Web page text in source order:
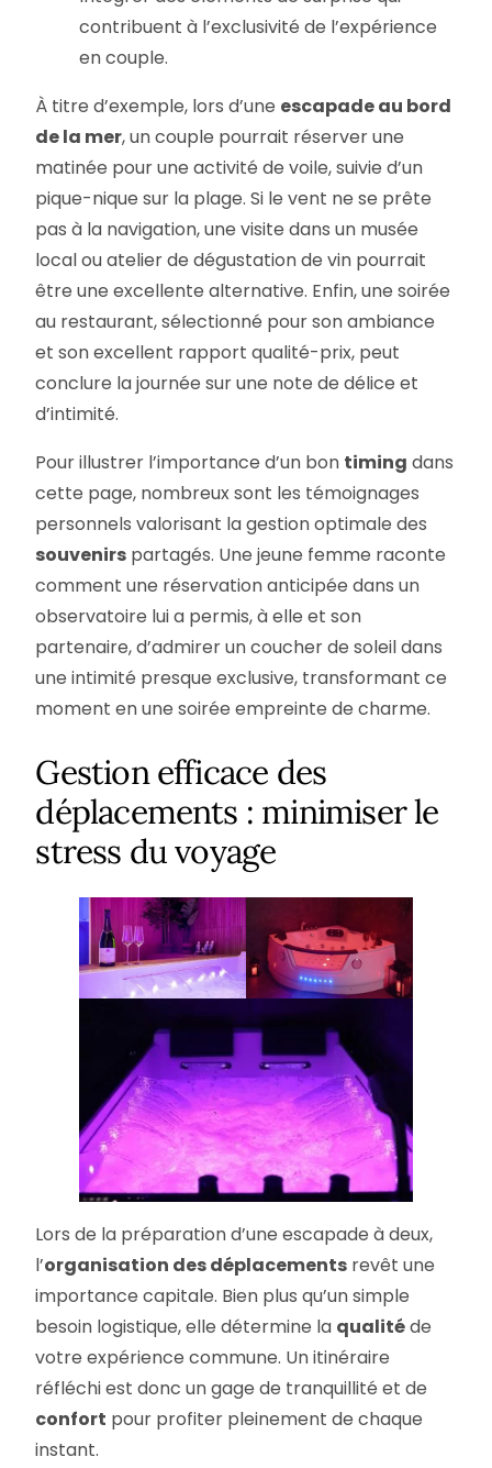
contribuent à l’exclusivité de l’expérience
en couple.
À titre d’exemple, lors d’une escapade au bord
de la mer, un couple pourrait réserver une
matinée pour une activité de voile, suivie d’un
pique-nique sur la plage. Si le vent ne se prête
pas à la navigation, une visite dans un musée
local ou atelier de dégustation de vin pourrait
être une excellente alternative. Enfin, une soirée
au restaurant, sélectionné pour son ambiance
et son excellent rapport qualité-prix, peut
conclure la journée sur une note de délice et
d’intimité.
Pour illustrer l’importance d’un bon timing dans
cette page, nombreux sont les témoignages
personnels valorisant la gestion optimale des
souvenirs partagés. Une jeune femme raconte
comment une réservation anticipée dans un
observatoire lui a permis, à elle et son
partenaire, d’admirer un coucher de soleil dans
une intimité presque exclusive, transformant ce
moment en une soirée empreinte de charme.
Gestion efficace des
déplacements : minimiser le
stress du voyage
Lors de la préparation d’une escapade à deux,
l’organisation des déplacements revêt une
importance capitale. Bien plus qu’un simple
besoin logistique, elle détermine la qualitéde
votre expérience commune. Un itinéraire
réfléchi est donc un gage de tranquillité et de
confort pour profiter pleinement de chaque
instant.